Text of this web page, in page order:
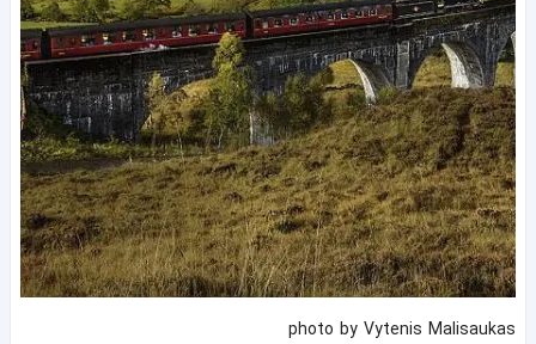
photo by Vytenis Malisaukas